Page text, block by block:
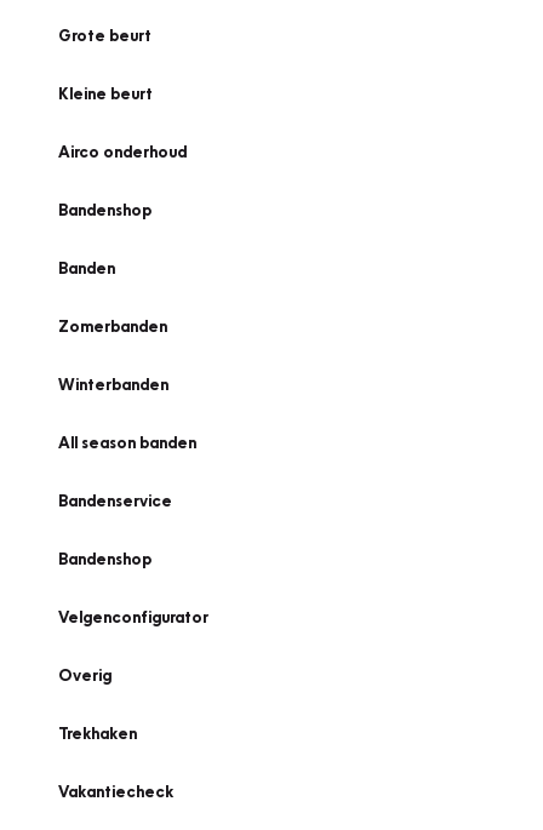
Grote beurt
Kleine beurt
Airco onderhoud
Bandenshop
Banden
Zomerbanden
Winterbanden
All season banden
Bandenservice
Bandenshop
Velgenconfigurator
Overig
Trekhaken
Vakantiecheck